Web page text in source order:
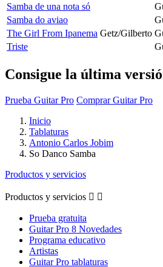
Samba de una nota só
Samba do aviao
The Girl From Ipanema Getz/Gilberto
Triste
Consigue la última
Prueba Guitar Pro Comprar Guitar Pro
Inicio
Tablaturas
Antonio Carlos Jobim
So Danco Samba
Productos y servicios
Productos y servicios  
Prueba gratuita
Guitar Pro 8 Novedades
Programa educativo
Artistas
Guitar Pro tablaturas